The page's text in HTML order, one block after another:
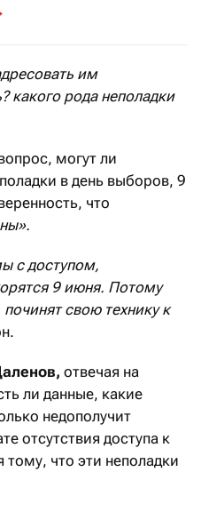
в пятницу, 10 мая
им
какого рода неполадки
могут ли
в день выборов, 9
что
с доступом,
9 июня. Потому
свою технику к
отвечая на
ли данные, какие
недополучит
отсутствия доступа к
тому, что эти неполадки